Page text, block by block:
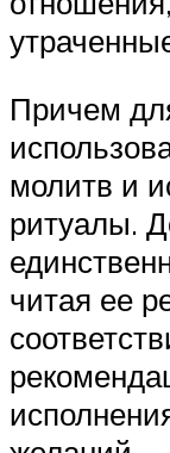
Причем
молитв и
ритуалы.
читая ее